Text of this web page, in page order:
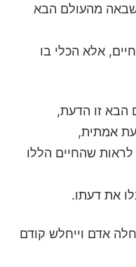
מהעולם הבא
אלא הכלי בו
הבא זו הדעת,
אמתית,
לראות שהחיים הללו
את דעתו.
אדם וייחלש קודם